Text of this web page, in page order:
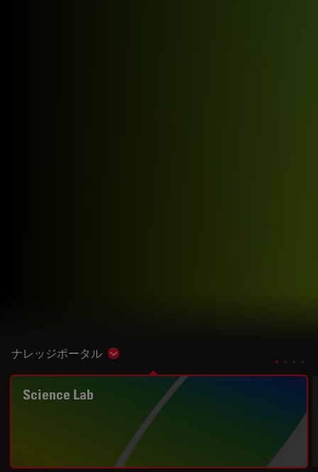
ナレッジポータル Show subnavigation
Science Lab